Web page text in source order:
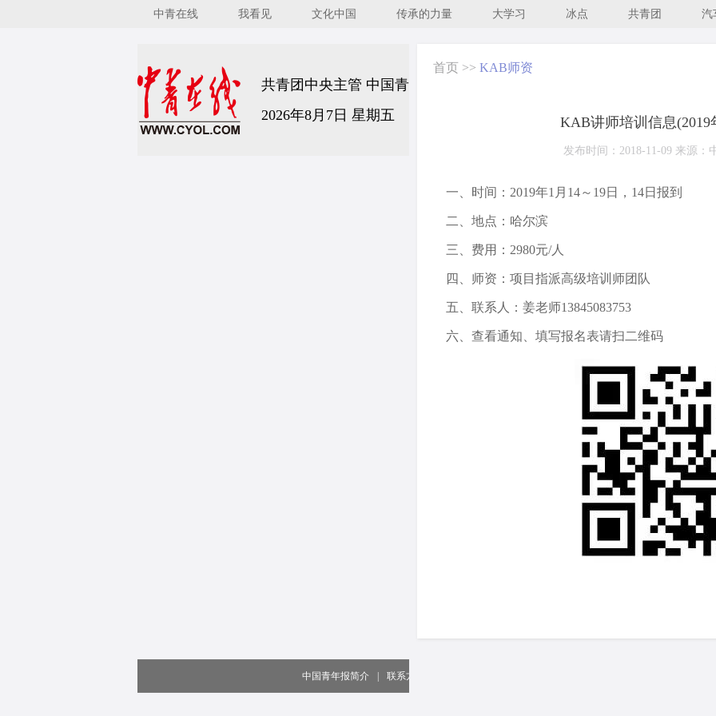
中青在线 我看见 文化中国 传承的力量 大学习 冰点 共青团 汽
首页 >> KAB师资
KAB讲师培训信息(2019
发布时间：2018-11-09 来源：
一、时间：2019年1月14～19日，14日报到
二、地点：哈尔滨
三、费用：2980元/人
四、师资：项目指派高级培训师团队
五、联系人：姜老师13845083753
六、查看通知、填写报名表请扫二维码